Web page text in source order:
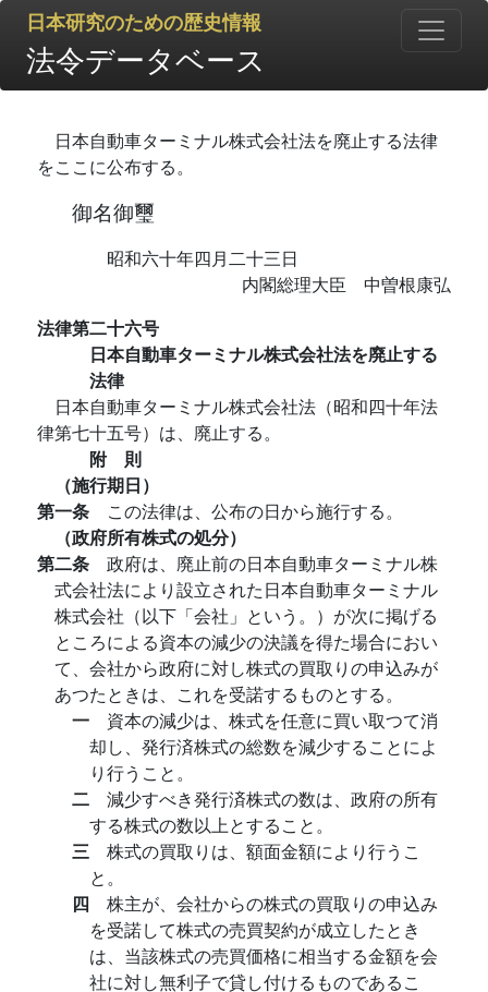
日本研究のための歴史情報
法令データベース
日本自動車ターミナル株式会社法を廃止する法律
をここに公布する。
御名御璽
昭和六十年四月二十三日
内閣総理大臣 中曽根康弘
法律第二十六号
日本自動車ターミナル株式会社法を廃止する
法律
日本自動車ターミナル株式会社法（昭和四十年法
律第七十五号）は、廃止する。
附 則
（施行期日）
第一条 この法律は、公布の日から施行する。
（政府所有株式の処分）
第二条 政府は、廃止前の日本自動車ターミナル株
式会社法により設立された日本自動車ターミナル
株式会社（以下「会社」という。）が次に掲げる
ところによる資本の減少の決議を得た場合におい
て、会社から政府に対し株式の買取りの申込みが
あつたときは、これを受諾するものとする。
一 資本の減少は、株式を任意に買い取つて消
却し、発行済株式の総数を減少することによ
り行うこと。
二 減少すべき発行済株式の数は、政府の所有
する株式の数以上とすること。
三 株式の買取りは、額面金額により行うこ
と。
四 株主が、会社からの株式の買取りの申込み
を受諾して株式の売買契約が成立したとき
は、当該株式の売買価格に相当する金額を会
社に対し無利子で貸し付けるものであるこ